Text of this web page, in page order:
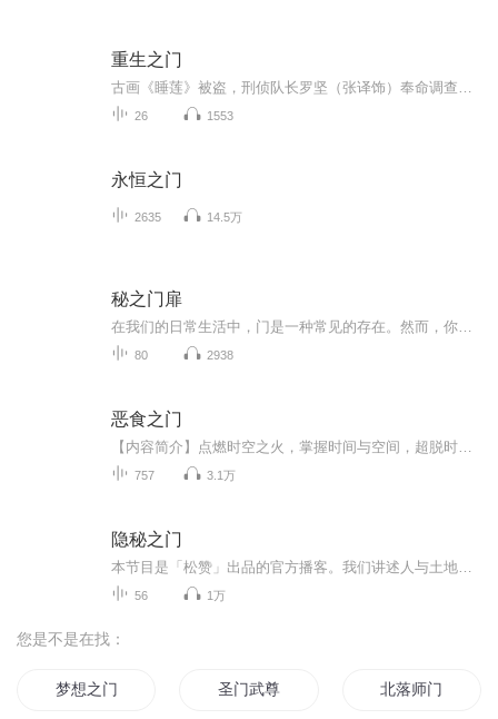
重生之门
26 1553
永恒之门
2635 14.5万
秘之门扉
80 2938
恶食之门
757 3.1万
隐秘之门
56 1万
您是不是在找：
梦想之门 圣门武尊 北落师门